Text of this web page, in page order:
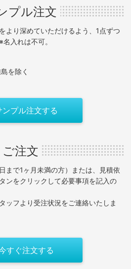
プル注文
より深めていただけるよう、1点ずつ
入れは不可。
を除く
ンプル注文する
ご注文
まで1ヶ月未満の方）または、見積依
ンをクリックして必要事項を記入の
ッフより受注状況をご連絡いたしま
すぐ注文する